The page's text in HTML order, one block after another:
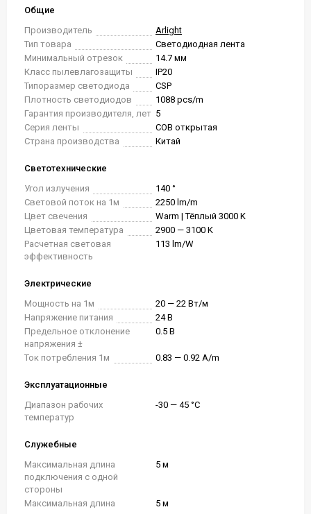
Общие
Производитель
Arlight
Тип товара
Светодиодная лента
Минимальный отрезок
14.7 мм
Класс пылевлагозащиты
IP20
Типоразмер светодиода
CSP
Плотность светодиодов
1088 pcs/m
Гарантия производителя, лет 5
Серия ленты
COB открытая
Страна производства
Китай
Светотехнические
Угол излучения
140 °
Световой поток на 1м
2250 lm/m
Цвет свечения
Warm | Тёплый 3000 K
Цветовая температура
2900 — 3100 K
Расчетная световая
эффективность
113 lm/W
Электрические
Мощность на 1м
20 — 22 Вт/м
Напряжение питания
24 В
Предельное отклонение
напряжения ±
0.5 В
Ток потребления 1м 0.83 — 0.92 A/m
Эксплуатационные
Диапазон рабочих
температур
-30 — 45 °C
Служебные
Максимальная длина
подключения с одной
стороны
5 м
Максимальная длина
5 м